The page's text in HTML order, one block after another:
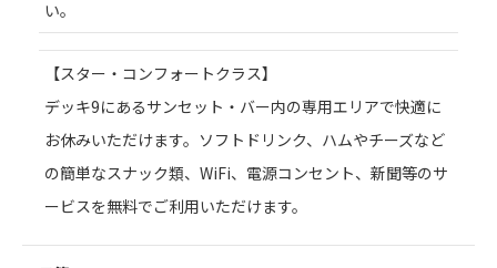
い。
【スター・コンフォートクラス】
デッキ9にあるサンセット・バー内の専用エリアで快適に
お休みいただけます。ソフトドリンク、ハムやチーズなど
の簡単なスナック類、WiFi、電源コンセント、新聞等のサ
ービスを無料でご利用いただけます。